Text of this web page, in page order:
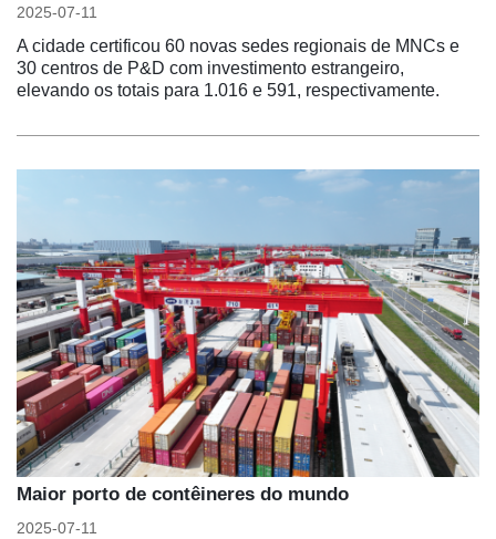
2025-07-11
A cidade certificou 60 novas sedes regionais de MNCs e
30 centros de P&D com investimento estrangeiro,
elevando os totais para 1.016 e 591, respectivamente.
Maior porto de contêineres do mundo
2025-07-11